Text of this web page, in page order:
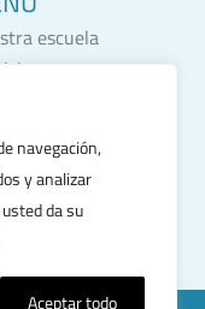
navegación,
y analizar
da su
Aceptar todo
escuela
FUHEM